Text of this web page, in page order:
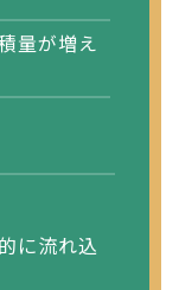
量が増え
に流れ込